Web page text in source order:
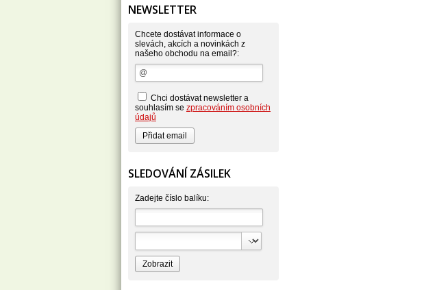
Astonish
Atlantic
AutoMax Group
Axcentive
BaL
Bateria
Beauty Lille
Beiersdorf - Nivea
Bella
Benkor
BERGEN S. R. L.
Bettina Barty
Bio-repel
Bioclean
Biolit
BIOM s.r.o.
Bioprospect
Bispol
Blue Stratos
BlueSun
NEWSLETTER
Chcete dostávat informace o
slevách, akcích a novinkách z
našeho obchodu na email?:
Chci dostávat newsletter a
souhlasím se zpracováním osobních
údajů
SLEDOVÁNÍ ZÁSILEK
Zadejte číslo balíku: